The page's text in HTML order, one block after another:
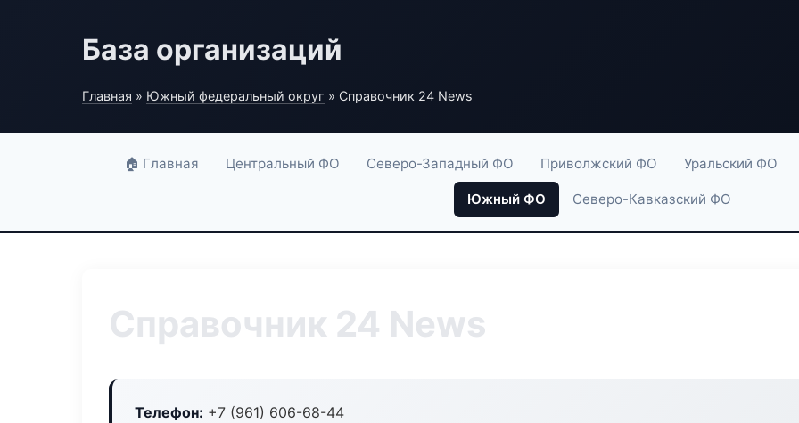
База организаций
Главная » Южный федеральный округ » Справочник 24 News
🏠 Главная Центральный ФО Северо-Западный ФО Приволжский ФО Уральский ФО
Южный ФО Северо-Кавказский ФО
Справочник 24 News
Телефон: +7 (961) 606-68-44